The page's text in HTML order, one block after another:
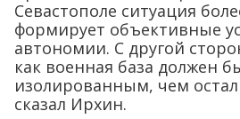
Севастополе ситуация
формирует объективные
автономии. С другой
как военная база должен
изолированным, чем
сказал Ирхин.